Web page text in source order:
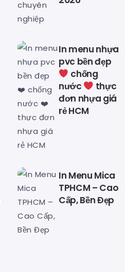
In menu nhựa
pvc bền đẹp
chống
nước
thực
đơn nhựa giá
rẻ HCM
In Menu Mica
TPHCM – Cao
Cấp, Bền Đẹp